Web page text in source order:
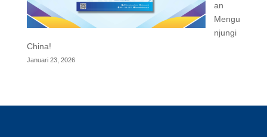
an
Mengu
njungi
China!
Januari 23, 2026